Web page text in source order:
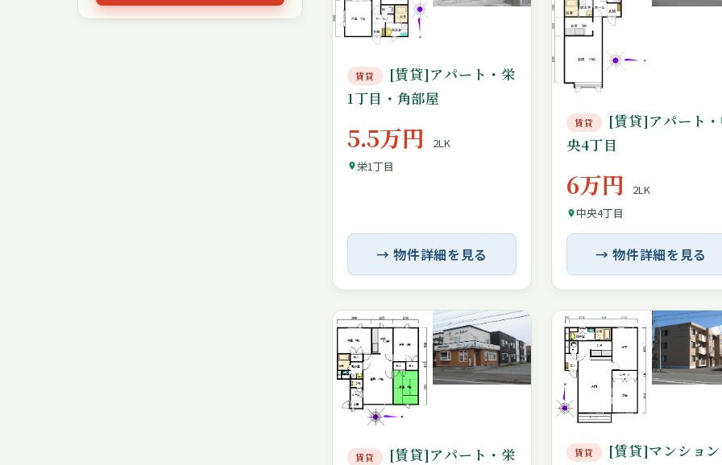
賃貸
[賃貸]アパート・栄
1丁目・角部屋
5.5万円
2LK
栄1丁目
→ 物件詳細を見る
賃貸
[賃貸]アパート
央4丁目
6万円
2LK
中央4丁目
→ 物件詳細を見る
賃貸
[賃貸]アパート・栄
賃貸
[賃貸]マンショ